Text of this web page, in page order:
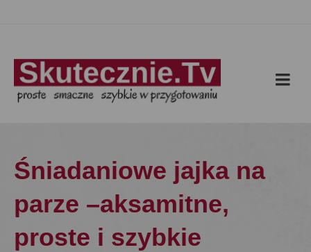
Śniadaniowe jajka na
parze –aksamitne,
proste i szybkie